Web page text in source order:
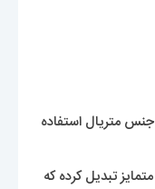
متریال استفاده
تبدیل کرده که